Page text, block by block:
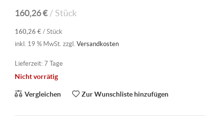
160,26€ Stück
160,26 € / Stück
inkl. 19 % MwSt. zzgl. Versandkosten
Lieferzeit: 7 Tage
Nicht vorrätig
Vergleichen Zur Wunschliste hinzufügen